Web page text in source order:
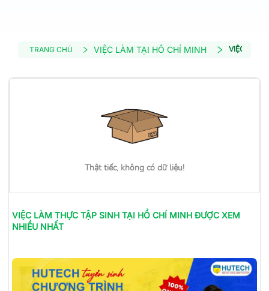
TRANG CHỦ VIỆC LÀM TẠI HỒ CHÍ MINH VIỆC LÀM
Thật tiếc, không có dữ liệu!
VIỆC LÀM THỰC TẬP SINH TẠI HỒ CHÍ MINH ĐƯỢC XEM
NHIỀU NHẤT